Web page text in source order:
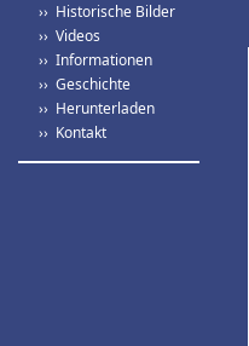
›› Historische Bilder
›› Videos
›› Informationen
›› Geschichte
›› Herunterladen
›› Kontakt